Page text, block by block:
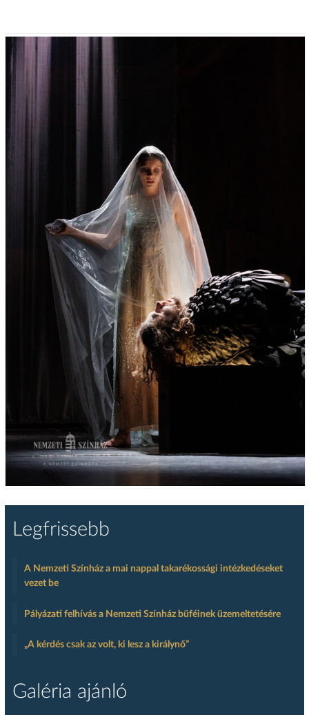
Legfrissebb
A Nemzeti Színház a mai nappal takarékossági intézkedéseket
vezet be
Pályázati felhívás a Nemzeti Színház büféinek üzemeltetésére
„A kérdés csak az volt, ki lesz a királynő”
Galéria ajánló